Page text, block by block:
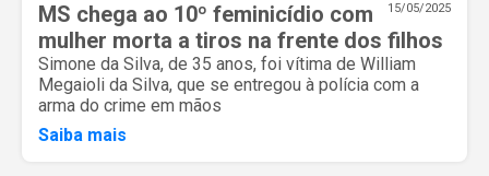
15/05/2025
MS chega ao 10º feminicídio com
mulher morta a tiros na frente dos filhos
Simone da Silva, de 35 anos, foi vítima de William
Megaioli da Silva, que se entregou à polícia com a
arma do crime em mãos
Saiba mais